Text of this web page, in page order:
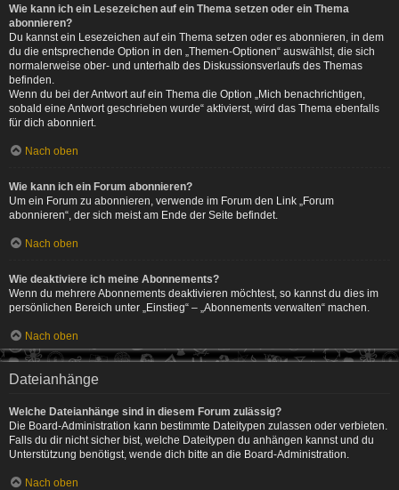
Wie kann ich ein Lesezeichen auf ein Thema setzen oder ein Thema
abonnieren?
Du kannst ein Lesezeichen auf ein Thema setzen oder es abonnieren, in dem
du die entsprechende Option in den „Themen-Optionen“ auswählst, die sich
normalerweise ober- und unterhalb des Diskussionsverlaufs des Themas
befinden.
Wenn du bei der Antwort auf ein Thema die Option „Mich benachrichtigen,
sobald eine Antwort geschrieben wurde“ aktivierst, wird das Thema ebenfalls
für dich abonniert.
Nach oben
Wie kann ich ein Forum abonnieren?
Um ein Forum zu abonnieren, verwende im Forum den Link „Forum
abonnieren“, der sich meist am Ende der Seite befindet.
Nach oben
Wie deaktiviere ich meine Abonnements?
Wenn du mehrere Abonnements deaktivieren möchtest, so kannst du dies im
persönlichen Bereich unter „Einstieg“ – „Abonnements verwalten“ machen.
Nach oben
Dateianhänge
Welche Dateianhänge sind in diesem Forum zulässig?
Die Board-Administration kann bestimmte Dateitypen zulassen oder verbieten.
Falls du dir nicht sicher bist, welche Dateitypen du anhängen kannst und du
Unterstützung benötigst, wende dich bitte an die Board-Administration.
Nach oben